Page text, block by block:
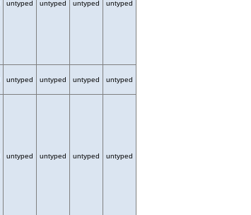
untyped untyped untyped untyped
untyped untyped untyped untyped
untyped untyped untyped untyped